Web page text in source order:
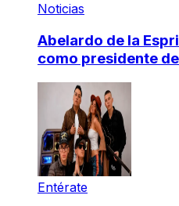
Noticias
Abelardo de la
como presidente
Entérate